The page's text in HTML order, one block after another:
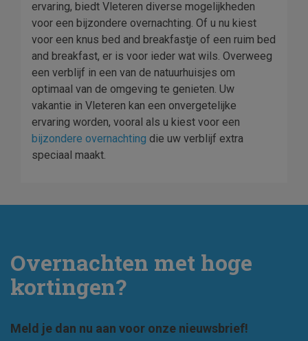
ervaring, biedt Vleteren diverse mogelijkheden
voor een bijzondere overnachting. Of u nu kiest
voor een knus bed and breakfastje of een ruim bed
and breakfast, er is voor ieder wat wils. Overweeg
een verblijf in een van de natuurhuisjes om
optimaal van de omgeving te genieten. Uw
vakantie in Vleteren kan een onvergetelijke
ervaring worden, vooral als u kiest voor een
bijzondere overnachting die uw verblijf extra
speciaal maakt.
Overnachten met hoge
kortingen?
Meld je dan nu aan voor onze nieuwsbrief!